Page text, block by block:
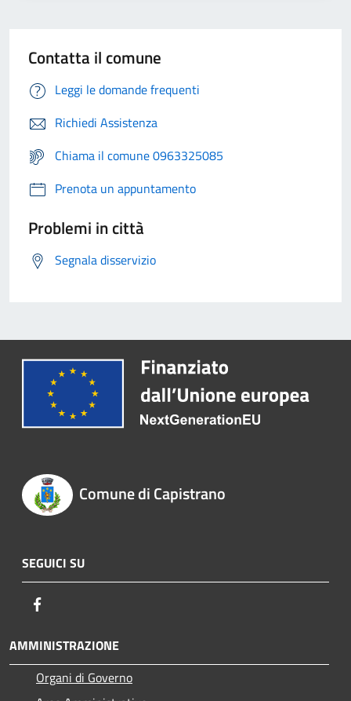
Contatta il comune
Leggi le domande frequenti
Richiedi Assistenza
Chiama il comune 0963325085
Prenota un appuntamento
Problemi in città
Segnala disservizio
Comune di Capistrano
SEGUICI SU
AMMINISTRAZIONE
Organi di Governo